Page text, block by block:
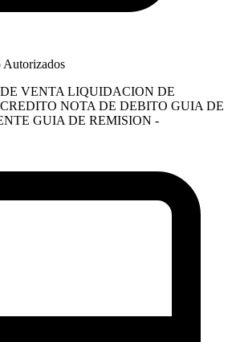
Autorizados
VENTA LIQUIDACION DE
NOTA DE DEBITO GUIA DE
GUIA DE REMISION -